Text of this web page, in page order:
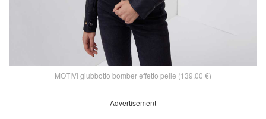
MOTIVI giubbotto bomber effetto pelle (139,00 €)
Advertisement